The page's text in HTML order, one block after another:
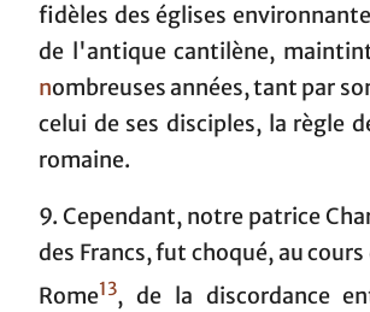
fidèles des églises
de l'antique cantilène,
nombreuses années, tant par
celui de ses disciples, la règle
romaine.
9. Cependant, notre patrice
des Francs, fut choqué, au
Rome13, de la discordance